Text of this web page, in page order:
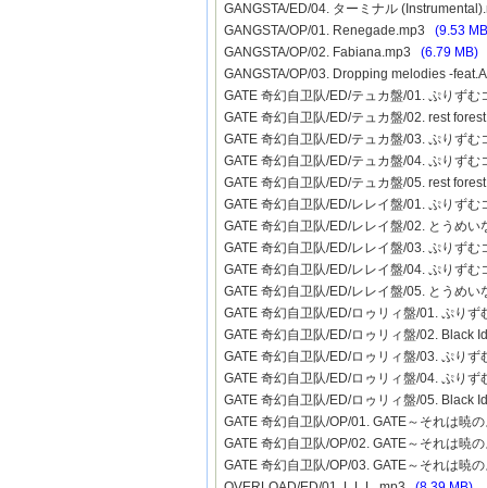
GANGSTA/ED/04. ターミナル
GANGSTA/OP/01. Renegade.mp3 (9.53
GANGSTA/OP/02. Fabiana.mp3 (6.79 MB)
GANGSTA/OP/03. Dropping melodies -
GATE 奇幻自卫队/ED/テュカ盤/01. ぷりず
GATE 奇幻自卫队/ED/テュカ盤/02. rest
GATE 奇幻自卫队/ED/テュカ盤/03. ぷりず
GATE 奇幻自卫队/ED/テュカ盤/04. ぷりず
GATE 奇幻自卫队/ED/テュカ盤/05. rest
GATE 奇幻自卫队/ED/レレイ盤/01. ぷりず
GATE 奇幻自卫队/ED/レレイ盤/02. とうめ
GATE 奇幻自卫队/ED/レレイ盤/03. ぷりず
GATE 奇幻自卫队/ED/レレイ盤/04. ぷりず
GATE 奇幻自卫队/ED/レレイ盤/05. とうめ
GATE 奇幻自卫队/ED/ロゥリィ盤/01. ぷり
GATE 奇幻自卫队/ED/ロゥリィ盤/02. Black
GATE 奇幻自卫队/ED/ロゥリィ盤/03. ぷり
GATE 奇幻自卫队/ED/ロゥリィ盤/04. ぷり
GATE 奇幻自卫队/ED/ロゥリィ盤/05.
GATE 奇幻自卫队/OP/01. GATE～それは暁
GATE 奇幻自卫队/OP/02. GATE～それは暁
GATE 奇幻自卫队/OP/03. GATE～それは暁